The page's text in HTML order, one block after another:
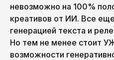
невозможно на 100%
креативов от ИИ. Все
генерацией текста и
Но тем не менее стоит
возможности